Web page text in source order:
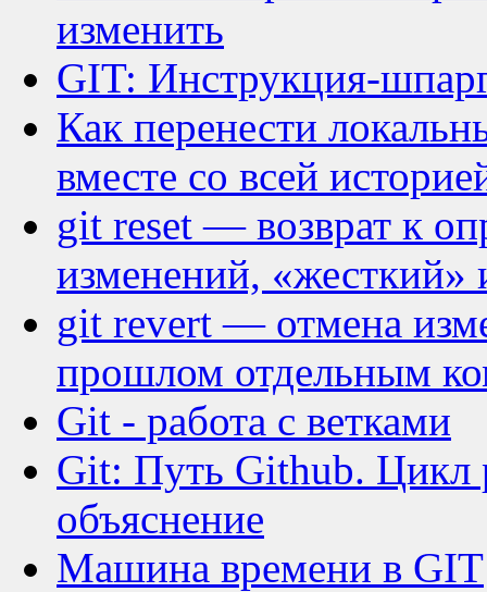
изменить
GIT: Инструкция-
Как перенести
вместе со всей
git reset — возврат к
изменений, «жесткий»
git revert — отмена
прошлом отдельным
Git - работа с ветками
Git: Путь Github. Цикл
объяснение
Машина времени в GIT